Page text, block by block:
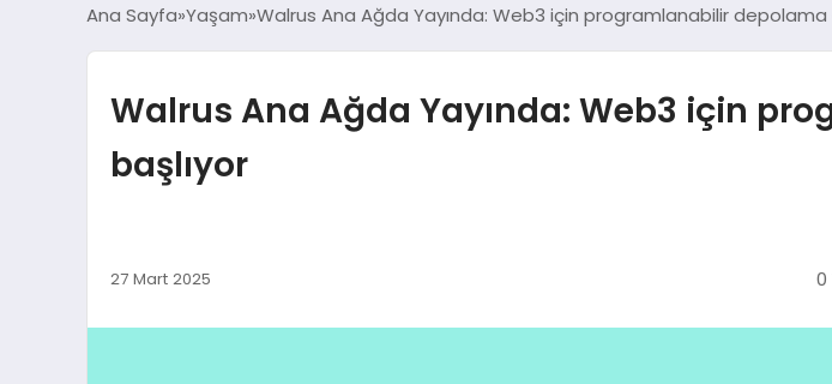
Ana Sayfa Yaşam Walrus Ana Ağda Yayında: Web3 için programlanabilir
Walrus Ana Ağda Yayında: Web3 için
başlıyor
27 Mart 2025 0